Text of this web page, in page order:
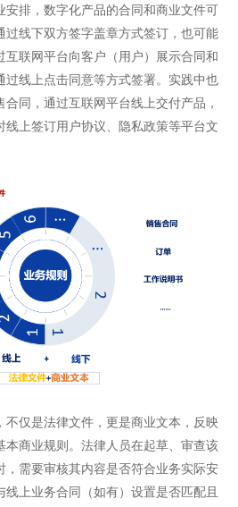
安排，数字化产品的合同和商业文件可
过线下双方签字盖章方式签订，也可能
互联网平台向客户（用户）展示合同和
过线上点击同意等方式签署。实践中也
同，通过互联网平台线上交付产品，
线上签订用户协议、隐私政策等平台文
不仅是法律文件，更是商业文本，反映
本商业规则。法律人员在起草、审查该
，需要审核其内容是否符合业务实际安
上业务合同（如有）设置是否匹配且